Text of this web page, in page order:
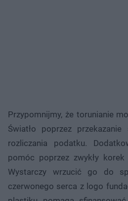
Przypomnijmy, że torunianie
Światło poprzez
rozliczania podatku.
pomóc poprzez zwykły
Wystarczy wrzucić go do
czerwonego serca z logo